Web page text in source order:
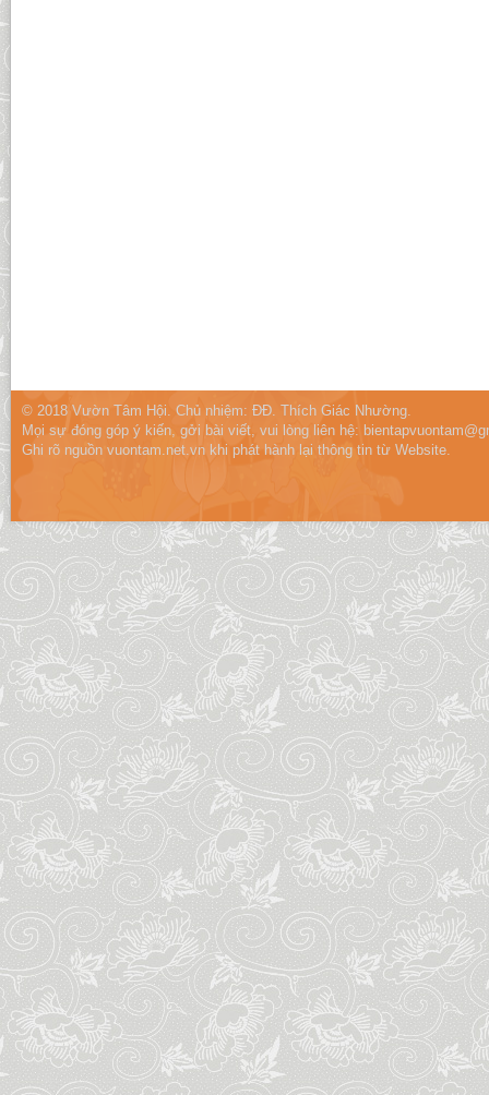
© 2018 Vườn Tâm Hội. Chủ nhiệm: ĐĐ. Thích Giác Nhường.
Mọi sự đóng góp ý kiến, gởi bài viết, vui lòng liên hệ:
Ghi rõ nguồn vuontam.net.vn khi phát hành lại thông tin từ Website.